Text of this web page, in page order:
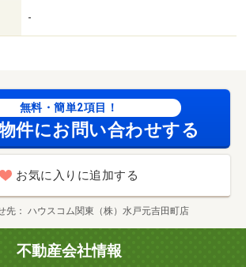
／ＩＴ重説 対応物件／マクドナルド
（飲食店）まで５２８ｍ／セブンイレブ
戸加倉井店（コンビニ）まで９９５ｍ
双葉台店（スーパー）まで１９１１ｍ／
ツモトキヨシ 水戸双葉台店（ドラッ
８８４ｍ/賃貸戸数:10戸
-
無料・簡単2項目！
件にお問い合わせする
お気に入りに追加する
先 ハウスコム関東（株）水戸元吉田町店
不動産会社情報